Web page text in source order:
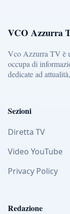
VCO Azzurra
Vco Azzurra TV è
occupa di
dedicate ad
Sezioni
Diretta TV
Video YouTube
Privacy Policy
Redazione